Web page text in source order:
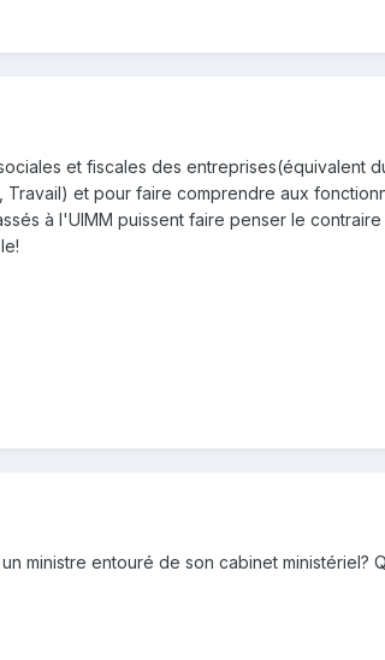
et fiscales des entreprises(équivalent
et pour faire comprendre aux
à l'UIMM puissent faire penser le
ministre entouré de son cabinet ministériel?